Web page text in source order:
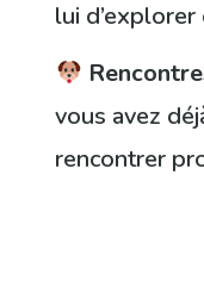
lui d’explorer
vous avez
rencontrer